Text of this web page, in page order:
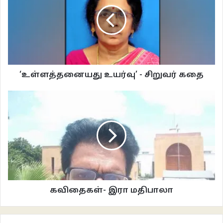
‘உள்ளத்தனையது உயர்வு’ - சிறுவர் கதை
கவிதைகள்- இரா மதிபாலா